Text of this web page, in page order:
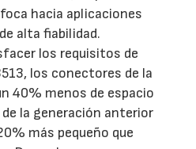
hacia aplicaciones
alta fiabilidad.
los requisitos de
los conectores de la
40% menos de espacio
la generación anterior
más pequeño que